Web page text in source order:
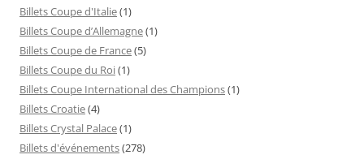
Billets Coupe d'Italie(1)
Billets Coupe d’Allemagne(1)
Billets Coupe de France(5)
Billets Coupe du Roi(1)
Billets Coupe International des Champions(1)
Billets Croatie(4)
Billets Crystal Palace(1)
Billets d'événements(278)